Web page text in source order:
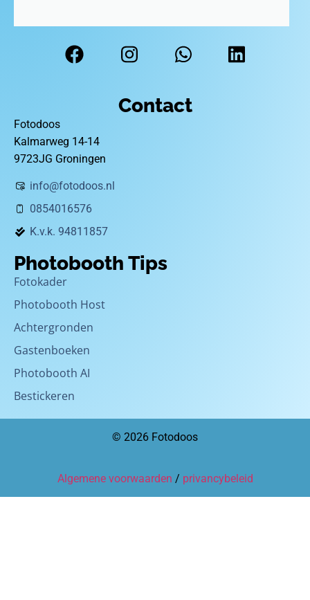
Contact
Fotodoos
Kalmarweg 14-14
9723JG Groningen
info@fotodoos.nl
0854016576
K.v.k. 94811857
Photobooth Tips
Fotokader
Photobooth Host
Achtergronden
Gastenboeken
Photobooth AI
Bestickeren
© 2026 Fotodoos
Algemene voorwaarden / privancybeleid